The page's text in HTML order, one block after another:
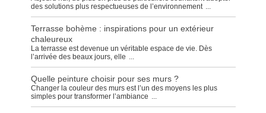
des solutions plus respectueuses de l’environnement ...
Terrasse bohème : inspirations pour un extérieur
chaleureux
La terrasse est devenue un véritable espace de vie. Dès
l’arrivée des beaux jours, elle ...
Quelle peinture choisir pour ses murs ?
Changer la couleur des murs est l’un des moyens les plus
simples pour transformer l’ambiance ...